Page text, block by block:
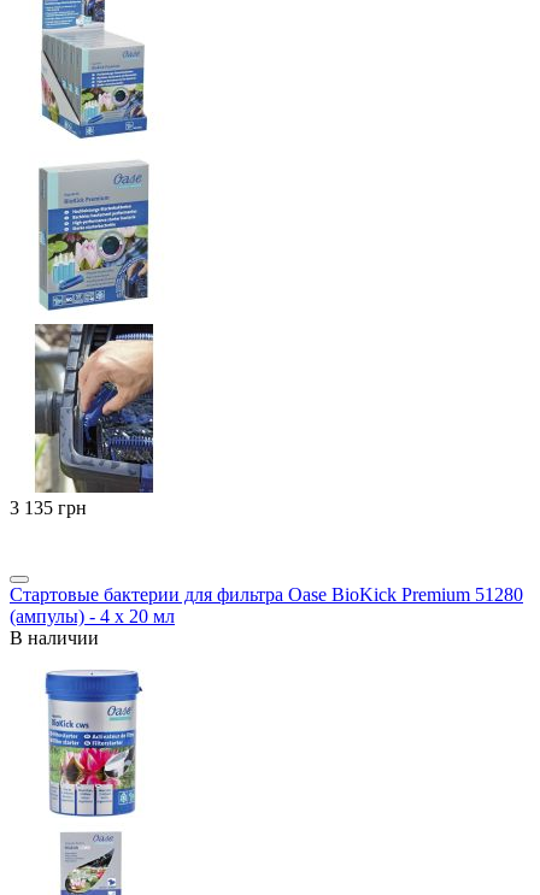
‍3 135‍ грн
Стартовые бактерии для фильтра Oase BioKick Premium 51280
(ампулы) - 4 х 20 мл
В наличии